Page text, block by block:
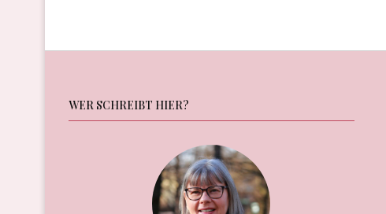
WER SCHREIBT HIER?